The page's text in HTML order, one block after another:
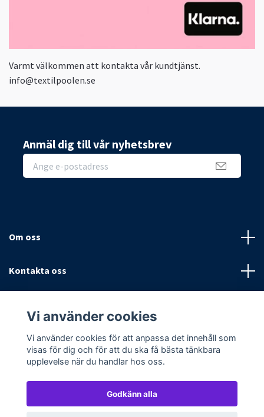
Varmt välkommen att kontakta vår kundtjänst.
info@textilpoolen.se
Anmäl dig till vår nyhetsbrev
Om oss
Kontakta oss
Sociala medier
Vi använder cookies
Vi använder cookies för att anpassa det innehåll som
visas för dig och för att du ska få bästa tänkbara
upplevelse när du handlar hos oss.
Godkänn alla